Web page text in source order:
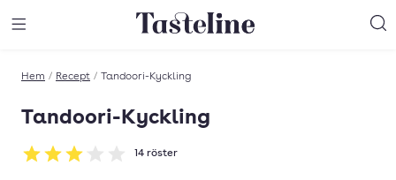
Till Tastelines startsida
Hem / Recept / Tandoori-Kyckling
Tandoori-Kyckling
Betyg: 3.07 av 5
14 röster